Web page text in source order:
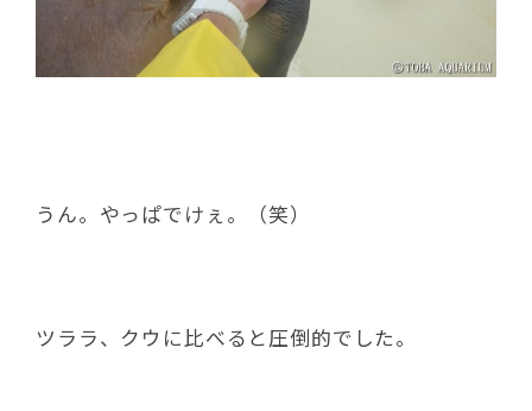
うん。やっぱでけぇ。（笑）
ツララ、クウに比べると圧倒的でした。